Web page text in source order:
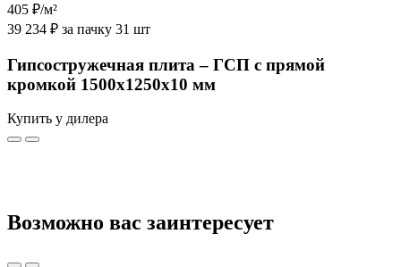
405 ₽/м²
39 234 ₽ за пачку 31 шт
Гипсостружечная плита – ГСП с прямой
кромкой 1500х1250х10 мм
Купить у дилера
Возможно вас заинтересует